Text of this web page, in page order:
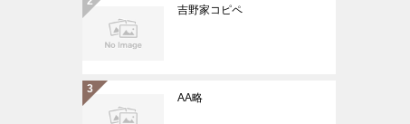
吉野家コピペ
AA略